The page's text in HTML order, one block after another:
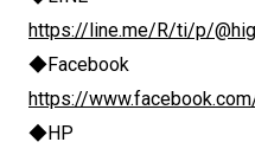
https://line.me/R/ti/p/
◆Facebook
https://
◆HP